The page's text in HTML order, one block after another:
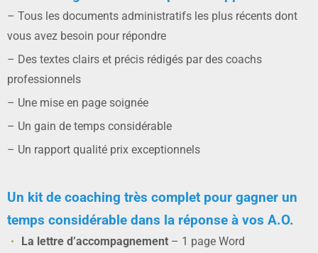
– Tous les documents administratifs les plus récents dont
vous avez besoin pour répondre
– Des textes clairs et précis rédigés par des coachs
professionnels
– Une mise en page soignée
– Un gain de temps considérable
– Un rapport qualité prix exceptionnels
Un kit de coaching très complet pour gagner un
temps considérable dans la réponse à vos A.O.
La lettre d’accompagnement – 1 page Word